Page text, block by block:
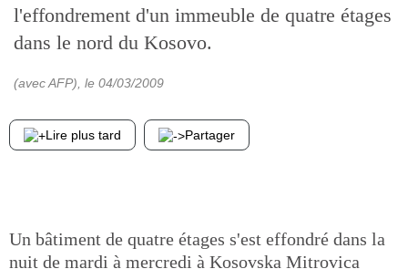
l'effondrement d'un immeuble de quatre étages
dans le nord du Kosovo.
(avec AFP) , le 04/03/2009
Lire plus tard Partager
Un bâtiment de quatre étages s'est effondré dans la
nuit de mardi à mercredi à Kosovska Mitrovica